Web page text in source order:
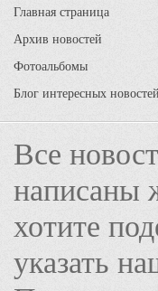
Главная страница
Архив новостей
Фотоальбомы
Блог интересных новостей
Все
написаны
хотите
указать